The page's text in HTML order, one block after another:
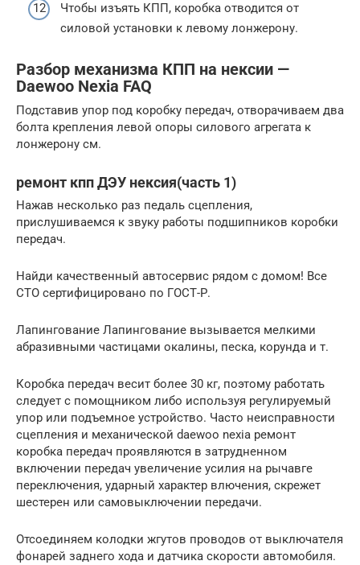
Чтобы изъять КПП, коробка отводится от
силовой установки к левому лонжерону.
Разбор механизма КПП на нексии —
Daewoo Nexia FAQ
Подставив упор под коробку передач, отворачиваем два
болта крепления левой опоры силового агрегата к
лонжерону см.
ремонт кпп ДЭУ нексия(часть 1)
Нажав несколько раз педаль сцепления,
прислушиваемся к звуку работы подшипников коробки
передач.
Найди качественный автосервис рядом с домом! Все
СТО сертифицировано по ГОСТ-Р.
Лапингование Лапингование вызывается мелкими
абразивными частицами окалины, песка, корунда и т.
Коробка передач весит более 30 кг, поэтому работать
следует с помощником либо используя регулируемый
упор или подъемное устройство. Часто неисправности
сцепления и механической daewoo nexia ремонт
коробка передач проявляются в затрудненном
включении передач увеличение усилия на рычавге
переключения, ударный характер влючения, скрежет
шестерен или самовыключении передачи.
Отсоединяем колодки жгутов проводов от выключателя
фонарей заднего хода и датчика скорости автомобиля.